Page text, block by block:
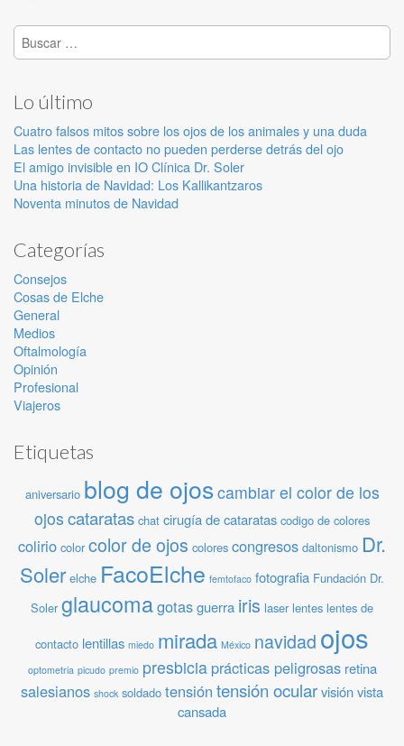
Buscar:
Lo último
Cuatro falsos mitos sobre los ojos de los animales y una duda
Las lentes de contacto no pueden perderse detrás del ojo
El amigo invisible en IO Clínica Dr. Soler
Una historia de Navidad: Los Kallikantzaros
Noventa minutos de Navidad
Categorías
Consejos
Cosas de Elche
General
Medios
Oftalmología
Opinión
Profesional
Viajeros
Etiquetas
aniversario blog de ojoscambiar el color de los
ojos cataratas chat cirugía de cataratas codigo de colores
colirio color color de ojos colores congresos daltonismo Dr.
Soler elche FacoElche femtofaco fotografia Fundación Dr.
Soler glaucomagotasguerra iris laser lentes lentes de
contacto lentillas miedo mirada México navidad ojos
optometria picudo premio presbicia prácticas peligrosas retina
salesianos shock soldado tensión tensión ocularvisiónvista
cansada